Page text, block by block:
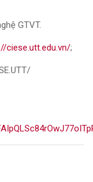
GTVT.
ciese.utt.edu.vn/;